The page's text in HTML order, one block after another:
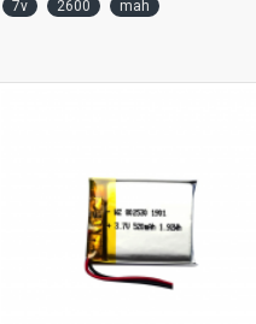
7v 2600 mah